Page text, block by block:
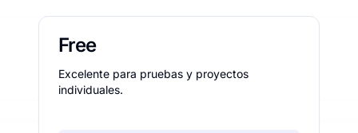
Free
Excelente para pruebas y proyectos
individuales.